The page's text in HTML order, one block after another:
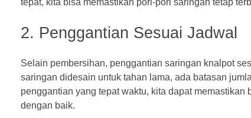
tepat, kita bisa memastikan pori-pori saringan tetap
2. Penggantian Sesuai Jadwal
Selain pembersihan, penggantian saringan knalpot
saringan didesain untuk tahan lama, ada batasan
penggantian yang tepat waktu, kita dapat
dengan baik.